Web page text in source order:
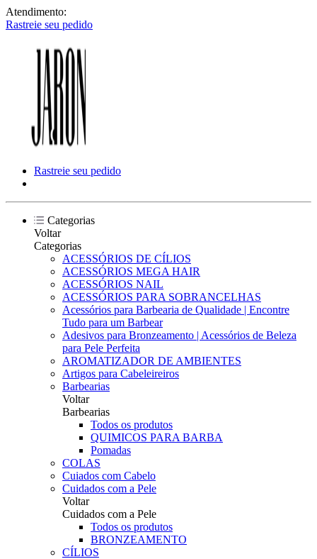
Atendimento:
Rastreie seu pedido
Rastreie seu pedido
Categorias
Voltar
Categorias
ACESSÓRIOS DE CÍLIOS
ACESSÓRIOS MEGA HAIR
ACESSÓRIOS NAIL
ACESSÓRIOS PARA SOBRANCELHAS
Acessórios para Barbearia de Qualidade | Encontre
Tudo para um Barbear
Adesivos para Bronzeamento | Acessórios de Beleza
para Pele Perfeita
AROMATIZADOR DE AMBIENTES
Artigos para Cabeleireiros
Barbearias
Voltar
Barbearias
Todos os produtos
QUIMICOS PARA BARBA
Pomadas
COLAS
Cuiados com Cabelo
Cuidados com a Pele
Voltar
Cuidados com a Pele
Todos os produtos
BRONZEAMENTO
CÍLIOS